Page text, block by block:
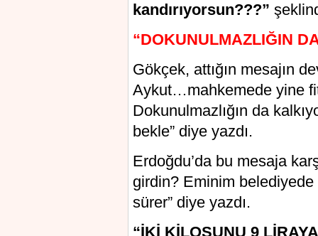
kandırıyorsun???”
“DOKUNULMAZLIĞIN
Gökçek, attığın mesajın
Aykut…mahkemede yine
Dokunulmazlığın da
bekle” diye yazdı.
Erdoğdu’da bu mesaja
girdin? Eminim belediyede
sürer” diye yazdı.
“İKİ KİLOSUNU 9